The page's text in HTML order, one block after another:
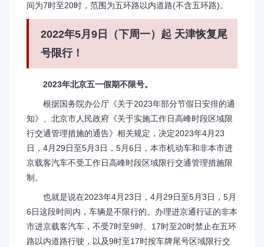
间为7时至20时，范围为五环路以内道路(不含五环路)。
2022年5月9日（下周一）起 天津恢复尾
号限行！
2023年北京五一假期不限号。
根据国务院办公厅《关于2023年部分节假日安排的通
知》、北京市人民政府《关于实施工作日高峰时段区域限
行交通管理措施的通告》相关规定，决定2023年4月23
日，4月29日至5月3日，5月6日，本市机动车和非本市进
京载客汽车不受工作日高峰时段区域限行交通管理措施限
制。
也就是说在2023年4月23日，4月29日至5月3日，5月
6日这段时间内，车辆是不限行的。办理进京通行证的非本
市进京载客汽车，不受7时至9时、17时至20时禁止在五环
路以内道路行驶，以及9时至17时按车牌尾号区域限行交